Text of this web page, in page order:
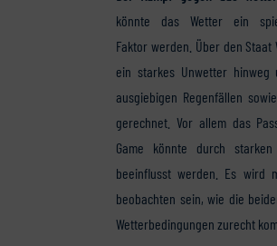
könnte das Wetter ein
Faktor werden. Über den Staat
ein starkes Unwetter
ausgiebigen Regenfällen
gerechnet. Vor allem das
Game könnte durch
beeinflusst werden. Es wird
beobachten sein, wie die
Wetterbedingungen zurecht